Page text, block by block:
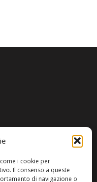
i cookie per
Il consenso a queste
di navigazione o